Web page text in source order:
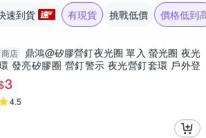
速到貨 有現貨 挑戰低價 價格低到
商店
鼎鴻@矽膠營釘夜光圈 單入 螢光圈 夜光
發亮矽膠圈 營釘警示 夜光營釘套環 戶外登
山野營夜釣
3
4.5